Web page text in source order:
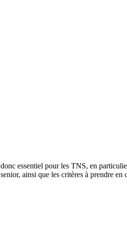
essentiel pour les TNS, en
ainsi que les critères à prendre en